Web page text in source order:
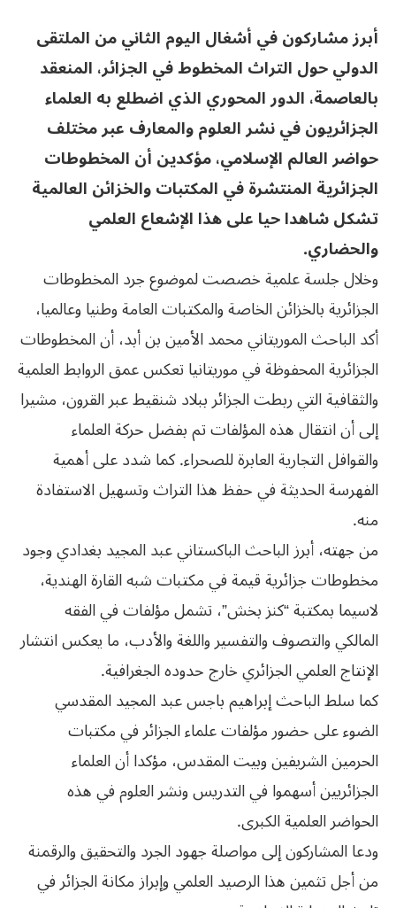
أبرز مشاركون في أشغال اليوم الثاني من الملتقى
الدولي حول التراث المخطوط في الجزائر، المنعقد
بالعاصمة، الدور المحوري الذي اضطلع به العلماء
الجزائريون في نشر العلوم والمعارف عبر مختلف
حواضر العالم الإسلامي، مؤكدين أن المخطوطات
الجزائرية المنتشرة في المكتبات والخزائن العالمية
تشكل شاهدا حيا على هذا الإشعاع العلمي
والحضاري.
وخلال جلسة علمية خصصت لموضوع جرد المخطوطات
الجزائرية بالخزائن الخاصة والمكتبات العامة وطنيا وعالميا،
أكد الباحث الموريتاني محمد الأمين بن أبد، أن المخطوطات
الجزائرية المحفوظة في موريتانيا تعكس عمق الروابط العلمية
والثقافية التي ربطت الجزائر ببلاد شنقيط عبر القرون، مشيرا
إلى أن انتقال هذه المؤلفات تم بفضل حركة العلماء
والقوافل التجارية العابرة للصحراء. كما شدد على أهمية
الفهرسة الحديثة في حفظ هذا التراث وتسهيل الاستفادة
منه.
من جهته، أبرز الباحث الباكستاني عبد المجيد بغدادي وجود
مخطوطات جزائرية قيمة في مكتبات شبه القارة الهندية،
لاسيما بمكتبة “كنز بخش”، تشمل مؤلفات في الفقه
المالكي والتصوف والتفسير واللغة والأدب، ما يعكس انتشار
الإنتاج العلمي الجزائري خارج حدوده الجغرافية.
كما سلط الباحث إبراهيم باجس عبد المجيد المقدسي
الضوء على حضور مؤلفات علماء الجزائر في مكتبات
الحرمين الشريفين وبيت المقدس، مؤكدا أن العلماء
الجزائريين أسهموا في التدريس ونشر العلوم في هذه
الحواضر العلمية الكبرى.
ودعا المشاركون إلى مواصلة جهود الجرد والتحقيق والرقمنة
من أجل تثمين هذا الرصيد العلمي وإبراز مكانة الجزائر في